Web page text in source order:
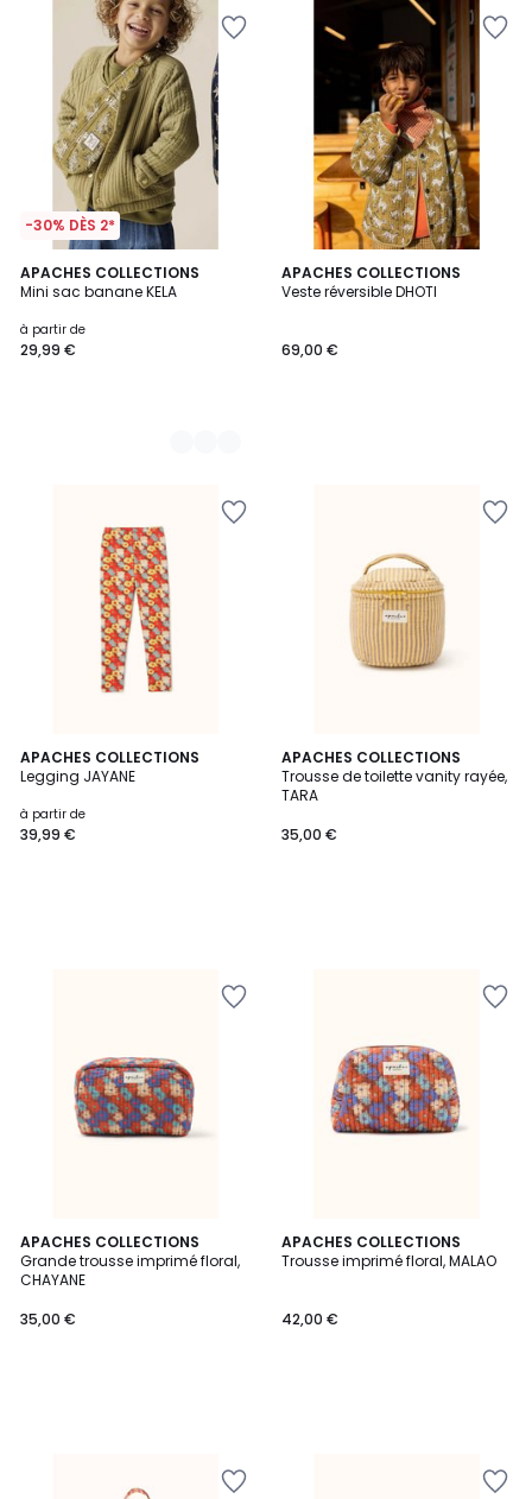
-30% DÈS 2*
APACHES COLLECTIONS
Mini sac banane KELA
à partir de
29,99 €
2
Couleurs
APACHES COLLECTIONS
Veste réversible DHOTI
69,00 €
APACHES COLLECTIONS
Legging JAYANE
à partir de
39,99 €
APACHES COLLECTIONS
Trousse de toilette vanity rayée,
TARA
35,00 €
APACHES COLLECTIONS
Grande trousse imprimé floral,
CHAYANE
35,00 €
APACHES COLLECTIONS
Trousse imprimé floral, MALAO
42,00 €